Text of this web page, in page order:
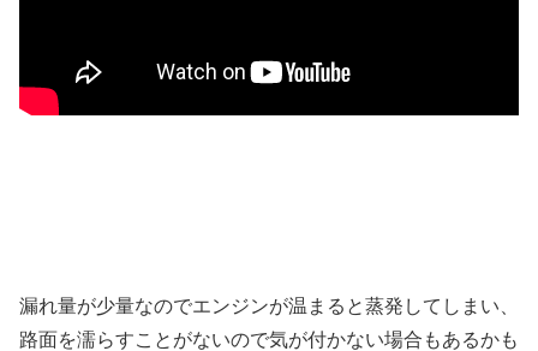
漏れ量が少量なのでエンジンが温まると蒸発してしまい、
路面を濡らすことがないので気が付かない場合もあるかも